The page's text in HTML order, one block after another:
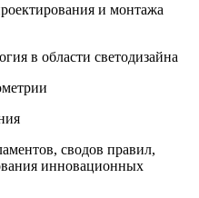
и монтажа
в области светодизайна
сводов правил,
инновационных